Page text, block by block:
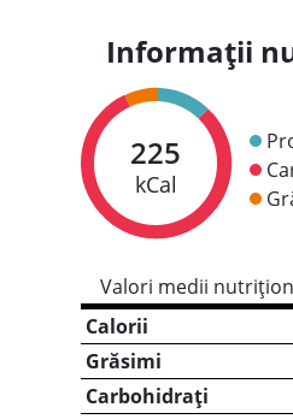
Informații
225
kCal
Valori medii
Calorii
Grăsimi
Carbohidrați